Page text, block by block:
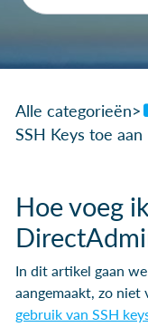
Alle categorieën​>​
SSH Keys toe
Hoe voeg
In dit artikel gaan
aangemaakt, zo
gebruik van SSH